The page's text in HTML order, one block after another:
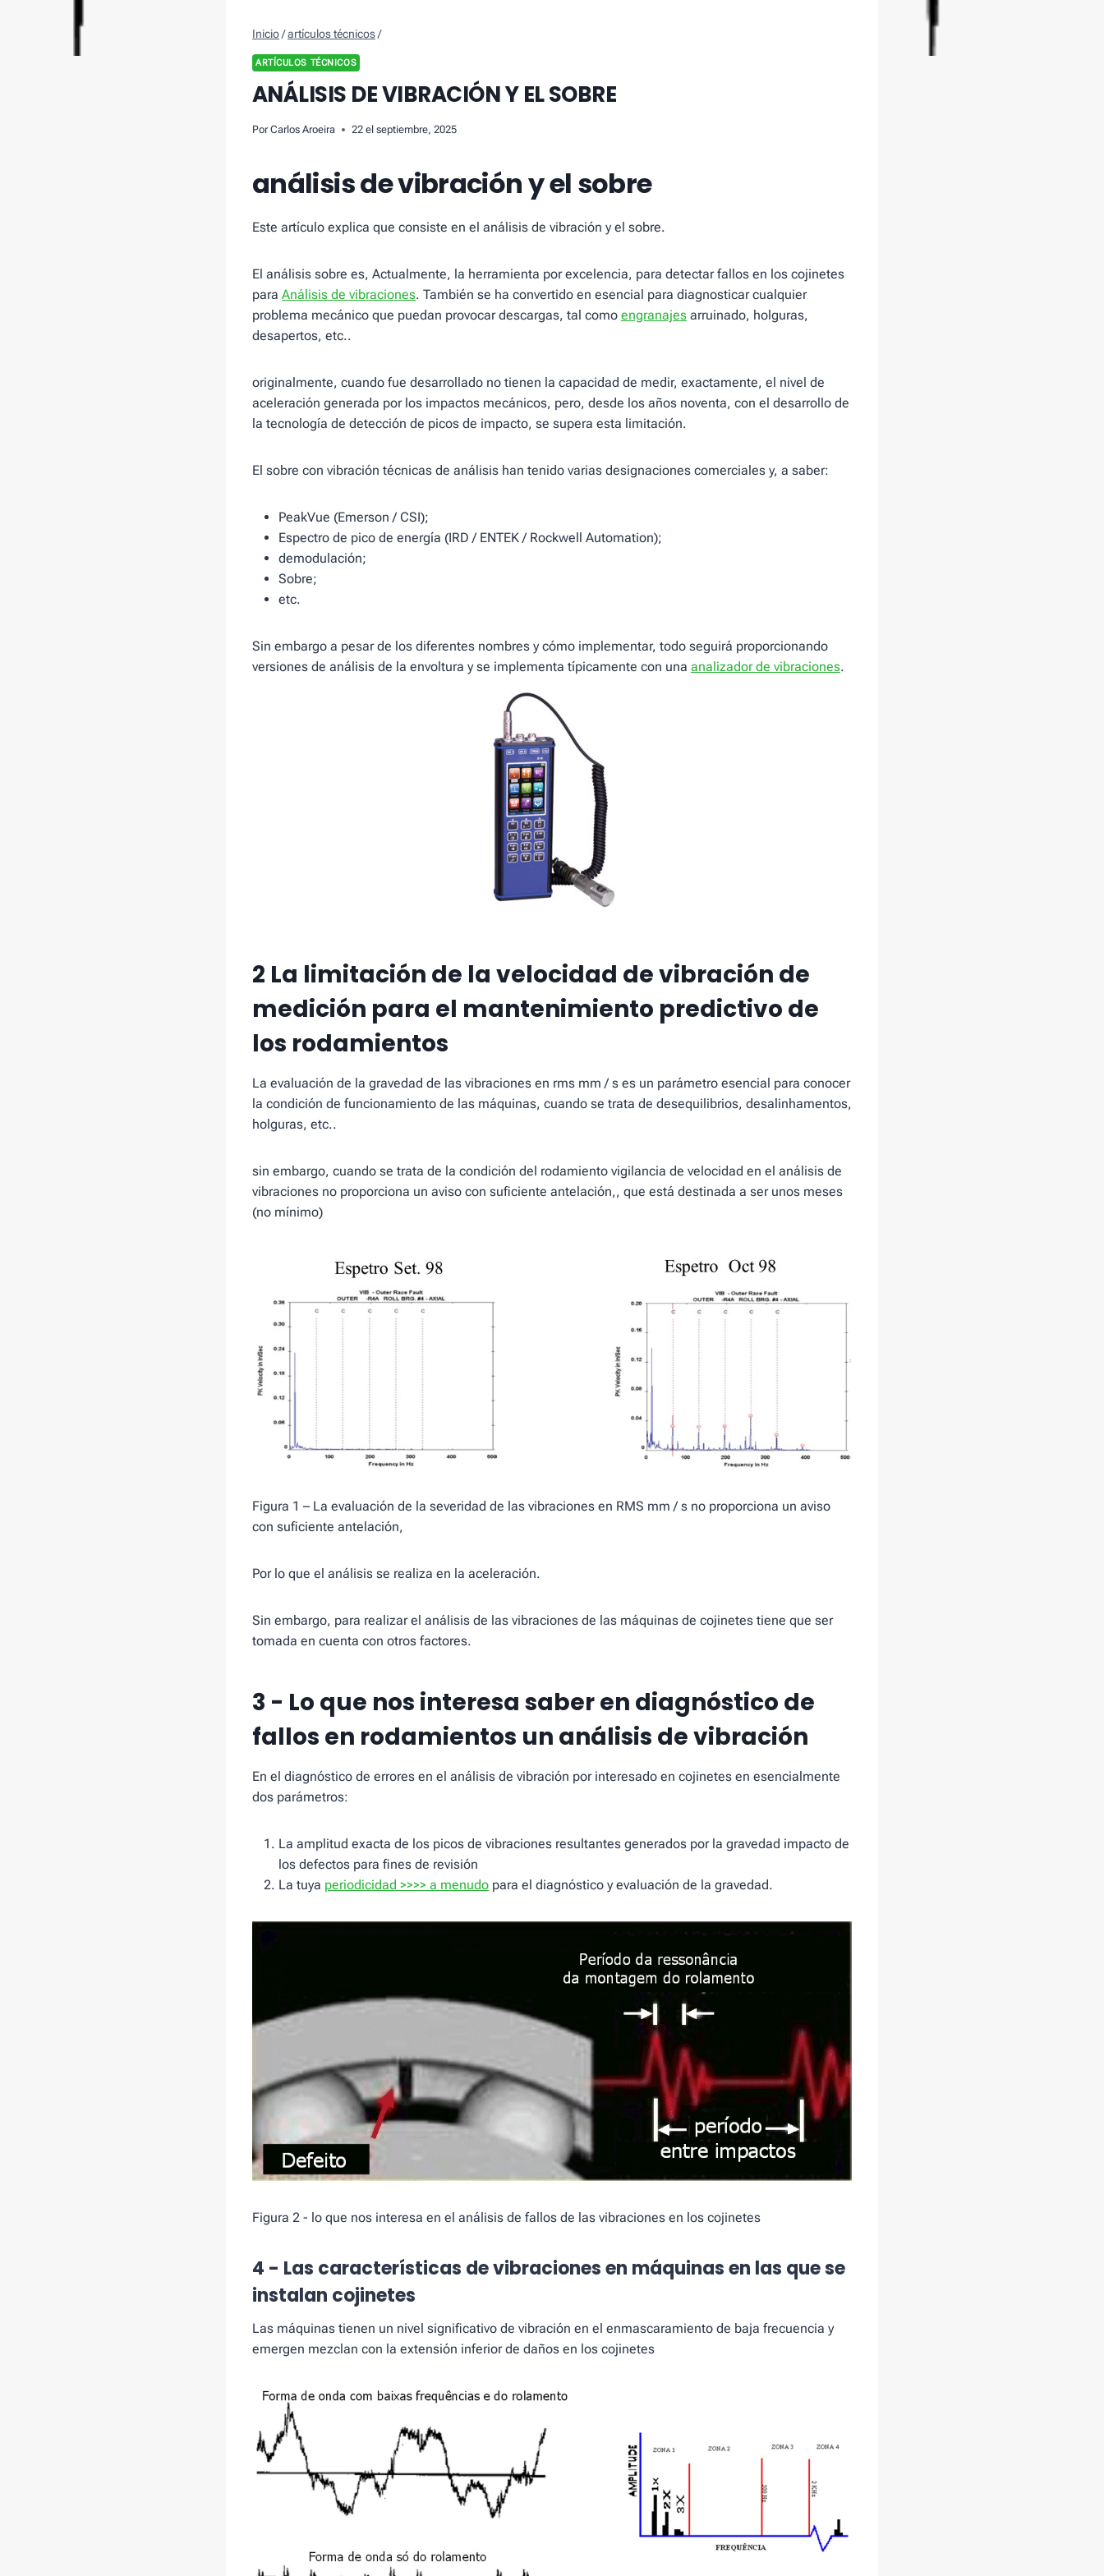
Inicio/artículos técnicos/
ARTÍCULOS TÉCNICOS
ANÁLISIS DE VIBRACIÓN Y EL SOBRE
Por Carlos Aroeira 22 el septiembre, 2025
análisis de vibración y el sobre
Este artículo explica que consiste en el análisis de vibración y el sobre.
El análisis sobre es, Actualmente, la herramienta por excelencia, para detectar fallos en los cojinetes
para Análisis de vibraciones. También se ha convertido en esencial para diagnosticar cualquier
problema mecánico que puedan provocar descargas, tal como engranajes arruinado, holguras,
desapertos, etc..
originalmente, cuando fue desarrollado no tienen la capacidad de medir, exactamente, el nivel de
aceleración generada por los impactos mecánicos, pero, desde los años noventa, con el desarrollo de
la tecnología de detección de picos de impacto, se supera esta limitación.
El sobre con vibración técnicas de análisis han tenido varias designaciones comerciales y, a saber:
PeakVue (Emerson / CSI);
Espectro de pico de energía (IRD / ENTEK / Rockwell Automation);
demodulación;
Sobre;
etc.
Sin embargo a pesar de los diferentes nombres y cómo implementar, todo seguirá proporcionando
versiones de análisis de la envoltura y se implementa típicamente con una analizador de vibraciones.
2 La limitación de la velocidad de vibración de
medición para el mantenimiento predictivo de
los rodamientos
La evaluación de la gravedad de las vibraciones en rms mm / s es un parámetro esencial para conocer
la condición de funcionamiento de las máquinas, cuando se trata de desequilibrios, desalinhamentos,
holguras, etc..
sin embargo, cuando se trata de la condición del rodamiento vigilancia de velocidad en el análisis de
vibraciones no proporciona un aviso con suficiente antelación,, que está destinada a ser unos meses
(no mínimo)
Figura 1 – La evaluación de la severidad de las vibraciones en RMS mm / s no proporciona un aviso
con suficiente antelación,
Por lo que el análisis se realiza en la aceleración.
Sin embargo, para realizar el análisis de las vibraciones de las máquinas de cojinetes tiene que ser
tomada en cuenta con otros factores.
3 - Lo que nos interesa saber en diagnóstico de
fallos en rodamientos un análisis de vibración
En el diagnóstico de errores en el análisis de vibración por interesado en cojinetes en esencialmente
dos parámetros:
La amplitud exacta de los picos de vibraciones resultantes generados por la gravedad impacto de
los defectos para fines de revisión
La tuya periodicidad >>>> a menudo para el diagnóstico y evaluación de la gravedad.
Figura 2 - lo que nos interesa en el análisis de fallos de las vibraciones en los cojinetes
4 - Las características de vibraciones en máquinas en las que se
instalan cojinetes
Las máquinas tienen un nivel significativo de vibración en el enmascaramiento de baja frecuencia y
emergen mezclan con la extensión inferior de daños en los cojinetes